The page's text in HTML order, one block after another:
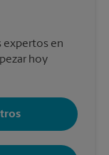
expertos en
hoy